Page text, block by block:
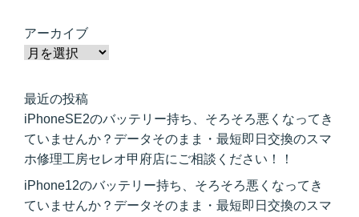
アーカイブ
最近の投稿
iPhoneSE2のバッテリー持ち、そろそろ悪くなってき
ていませんか？データそのまま・最短即日交換のスマ
ホ修理工房セレオ甲府店にご相談ください！！
iPhone12のバッテリー持ち、そろそろ悪くなってき
ていませんか？データそのまま・最短即日交換のスマ